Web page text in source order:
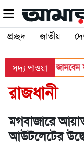
প্রচ্ছদ জাতীয়
সদ্য পাওয়া
যেভাবে জানবেন
রাজধানী
মগবাজারে
আউটলেটের